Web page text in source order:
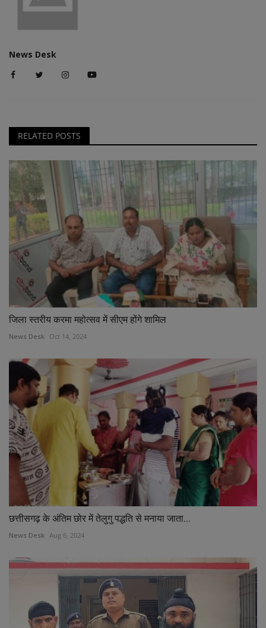
News Desk
RELATED POSTS
जिला स्तरीय करमा महोत्सव में सीएम होंगे शामिल
News Desk Oct 14, 2024
छत्तीसगढ़ के अंतिम छोर में तेलुगु पद्धति से मनाया जाता...
News Desk Aug 6, 2024